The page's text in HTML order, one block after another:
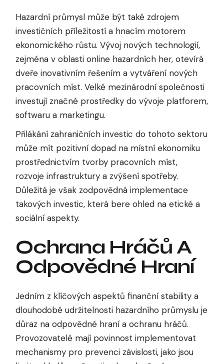
Hazardní průmysl může být také zdrojem
investičních příležitostí a hnacím motorem
ekonomického růstu. Vývoj nových technologií,
zejména v oblasti online hazardních her, otevírá
dveře inovativním řešením a vytváření nových
pracovních míst. Velké mezinárodní společnosti
investují značné prostředky do vývoje platforem,
softwaru a marketingu.
Přilákání zahraničních investic do tohoto sektoru
může mít pozitivní dopad na místní ekonomiku
prostřednictvím tvorby pracovních míst,
rozvoje infrastruktury a zvýšení spotřeby.
Důležitá je však zodpovědná implementace
takových investic, která bere ohled na etické a
sociální aspekty.
Ochrana Hráčů A
Odpovědné Hraní
Jedním z klíčových aspektů finanční stability a
dlouhodobé udržitelnosti hazardního průmyslu je
důraz na odpovědné hraní a ochranu hráčů.
Provozovatelé mají povinnost implementovat
mechanismy pro prevenci závislosti, jako jsou